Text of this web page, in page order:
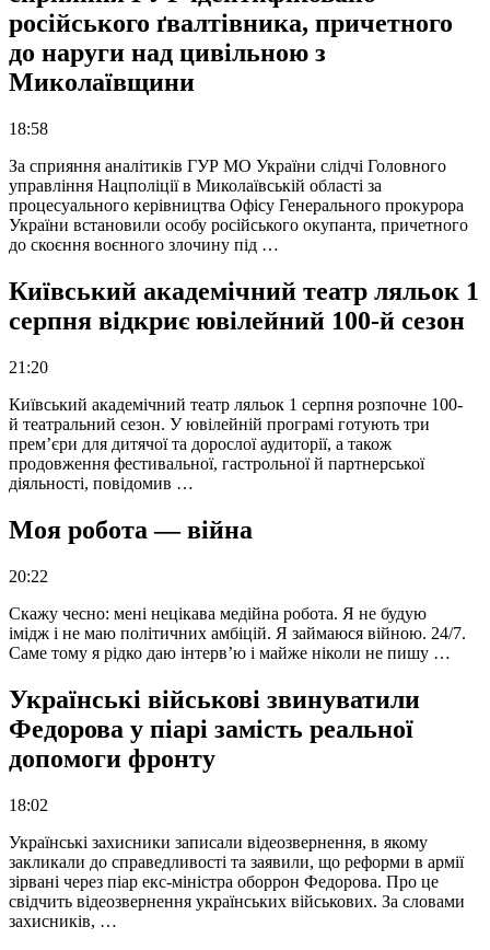
російського ґвалтівника, причетного
до наруги над цивільною з
Миколаївщини
18:58
За сприяння аналітиків ГУР МО України слідчі Головного
управління Нацполіції в Миколаївській області за
процесуального керівництва Офісу Генерального прокурора
України встановили особу російського окупанта, причетного
до скоєння воєнного злочину під …
Київський академічний театр ляльок 1
серпня відкриє ювілейний 100-й сезон
21:20
Київський академічний театр ляльок 1 серпня розпочне 100-
й театральний сезон. У ювілейній програмі готують три
прем’єри для дитячої та дорослої аудиторії, а також
продовження фестивальної, гастрольної й партнерської
діяльності, повідомив …
Моя робота — війна
20:22
Скажу чесно: мені нецікава медійна робота. Я не будую
імідж і не маю політичних амбіцій. Я займаюся війною. 24/7.
Саме тому я рідко даю інтерв’ю і майже ніколи не пишу …
Українські військові звинуватили
Федорова у піарі замість реальної
допомоги фронту
18:02
Українські захисники записали відеозвернення, в якому
закликали до справедливості та заявили, що реформи в армії
зірвані через піар екс-міністра оборрон Федорова. Про це
свідчить відеозвернення українських військових. За словами
захисників, …